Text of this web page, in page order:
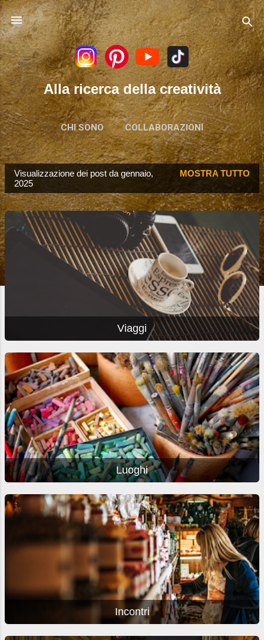
Passa ai contenuti principali
Alla ricerca della creatività
CHI SONO COLLABORAZIONI
o
s
t
Visualizzazione dei post da gennaio,
2025
MOSTRA TUTTO
Viaggi
Luoghi
Incontri